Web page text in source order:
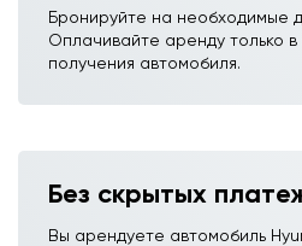
Бронируйте на необходимые
Оплачивайте аренду только
получения автомобиля.
Без скрытых
Вы арендуете автомобиль Hyundai